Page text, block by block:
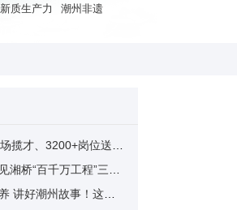
新质生产力 潮州非遗